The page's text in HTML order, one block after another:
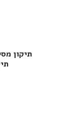
תיקון